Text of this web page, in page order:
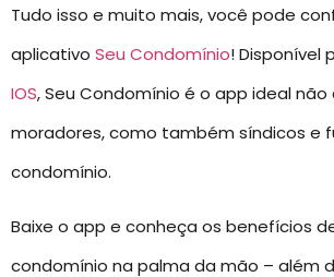
Tudo isso e muito mais, você pode
aplicativo Seu Condomínio! Disponível
IOS, Seu Condomínio é o app ideal
moradores, como também síndicos e
condomínio.
Baixe o app e conheça os benefícios
condomínio na palma da mão – além